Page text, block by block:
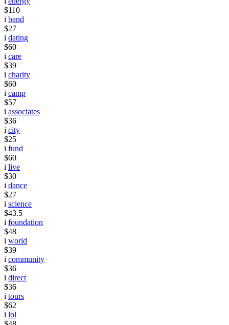
$110
i band
$27
i dating
$60
i care
$39
i charity
$60
i camp
$57
i associates
$36
i city
$25
i fund
$60
i live
$30
i dance
$27
i science
$43.5
i foundation
$48
i world
$39
i community
$36
i direct
$36
i tours
$62
i lol